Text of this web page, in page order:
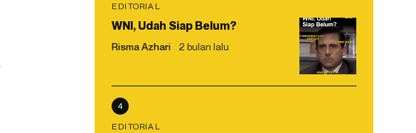
EDITORIAL
WNI, Udah Siap Belum?
Risma Azhari 2 bulan lalu
4
EDITORIAL